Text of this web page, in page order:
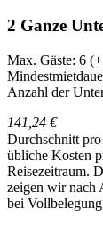
2 Ganze
Max. Gäste: 6
Anzahl der
141,24 €
Durchschnitt
übliche Kosten
Reisezeitraum.
zeigen wir nach
bei Vollbelegung